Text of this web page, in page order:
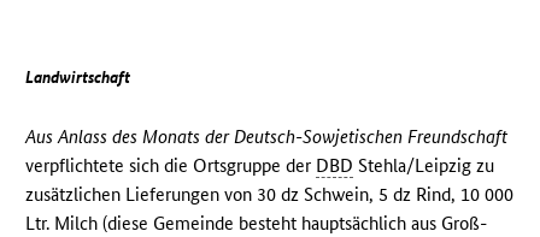
Landwirtschaft
Aus Anlass des Monats der Deutsch-Sowjetischen Freundschaft
verpflichtete sich die Ortsgruppe der DBD Stehla/Leipzig zu
zusätzlichen Lieferungen von 30 dz Schwein, 5 dz Rind, 10 000
Ltr. Milch (diese Gemeinde besteht hauptsächlich aus Groß-